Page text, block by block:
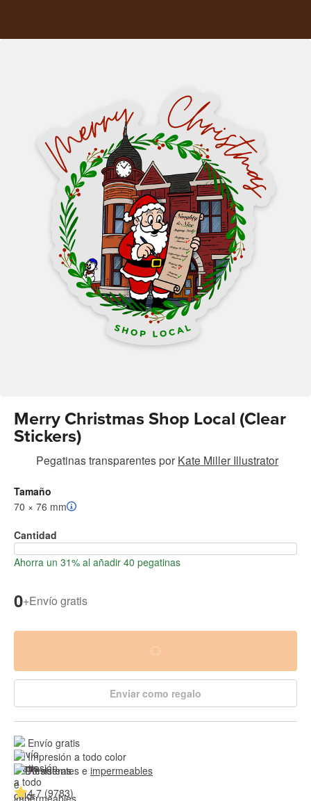
Merry Christmas Shop Local (Clear
Stickers)
Pegatinas transparentespor Kate Miller Illustrator
Tamaño
70 × 76 mm
Cantidad
Ahorra un 31% al añadir 40 pegatinas
0+Envío gratis
Enviar como regalo
Envío gratis
Impresión a todo color
Resistentes e impermeables
4.7 (9783)